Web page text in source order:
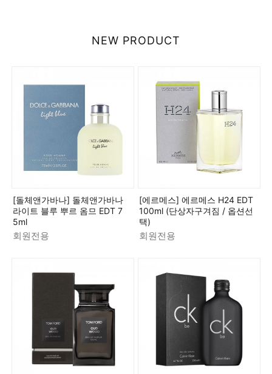
NEW PRODUCT
[돌체앤가바나] 돌체앤가바나
라이트 블루 뿌르 옴므 EDT 7
5ml
회원전용
[에르메스] 에르메스 H24 EDT
100ml (단상자구겨짐 / 옵션선
택)
회원전용